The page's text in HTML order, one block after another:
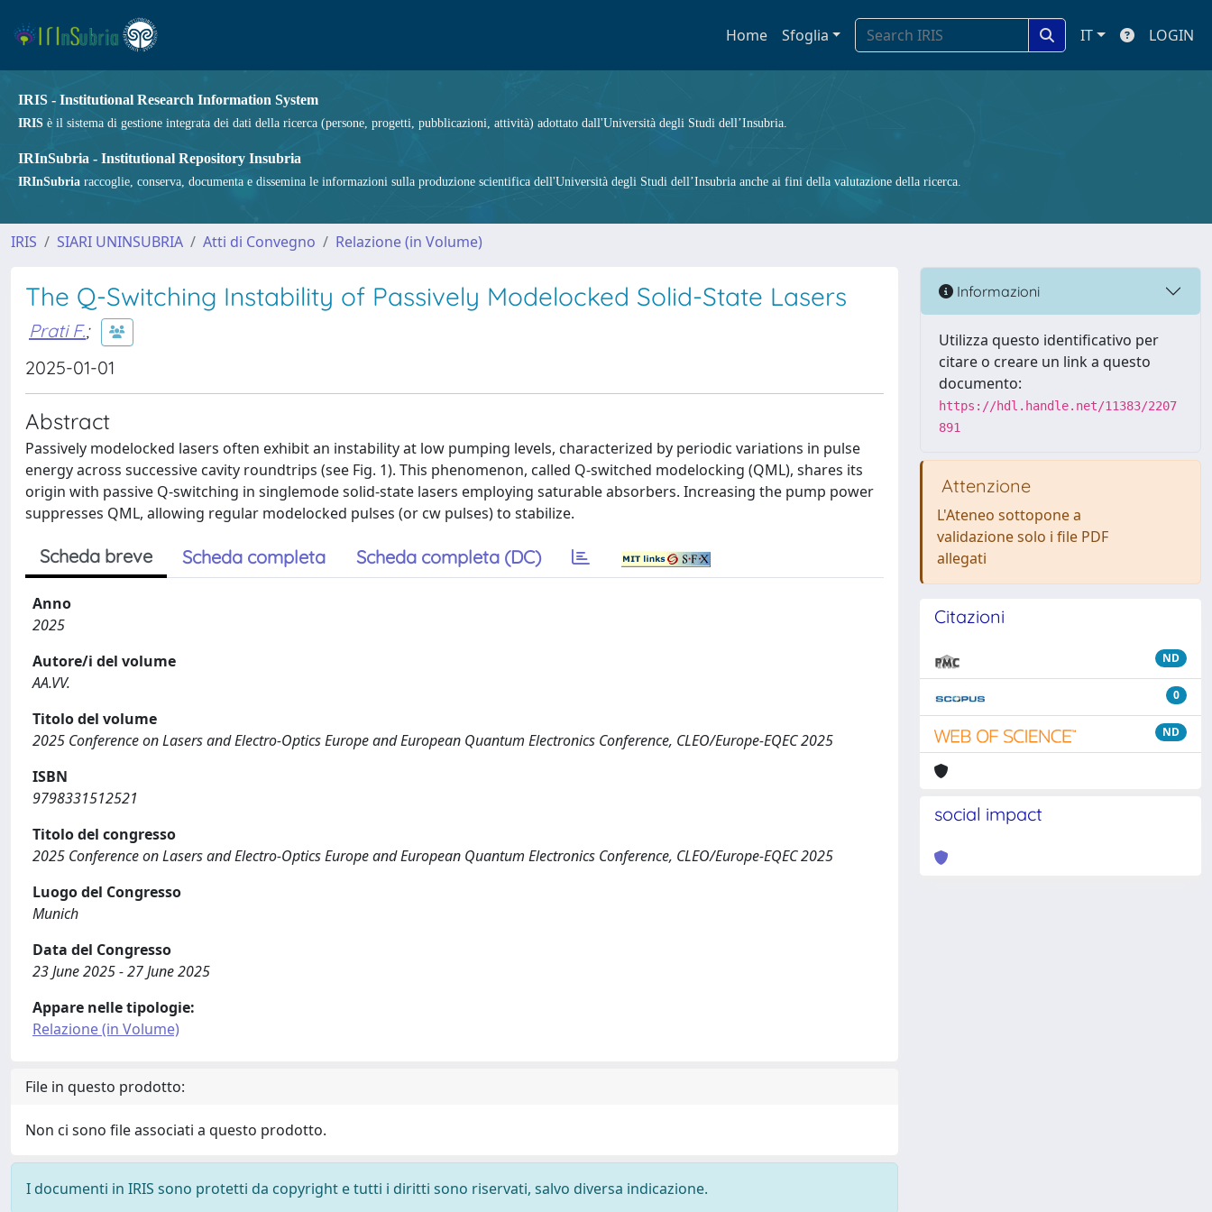
Home Sfoglia IT LOGIN
IRIS - Institutional Research Information System
IRIS è il sistema di gestione integrata dei dati della ricerca (persone, progetti, pubblicazioni, attività) adottato dall'Università degli Studi dell’Insubria.
IRInSubria - Institutional Repository Insubria
IRInSubria raccoglie, conserva, documenta e dissemina le informazioni sulla produzione scientifica dell'Università degli Studi dell’Insubria anche ai fini della valutazione della ricerca.
IRIS SIARI UNINSUBRIA Atti di Convegno Relazione (in Volume)
The Q-Switching Instability of Passively Modelocked Solid-State Lasers
Prati F.;
2025-01-01
Abstract
Passively modelocked lasers often exhibit an instability at low pumping levels, characterized by periodic variations in pulse
energy across successive cavity roundtrips (see Fig. 1). This phenomenon, called Q-switched modelocking (QML), shares its
origin with passive Q-switching in singlemode solid-state lasers employing saturable absorbers. Increasing the pump power
suppresses QML, allowing regular modelocked pulses (or cw pulses) to stabilize.
Scheda breve Scheda completa Scheda completa (DC)
Anno
2025
Autore/i del volume
AA.VV.
Titolo del volume
2025 Conference on Lasers and Electro-Optics Europe and European Quantum Electronics Conference, CLEO/Europe-EQEC 2025
ISBN
9798331512521
Titolo del congresso
2025 Conference on Lasers and Electro-Optics Europe and European Quantum Electronics Conference, CLEO/Europe-EQEC 2025
Luogo del Congresso
Munich
Data del Congresso
23 June 2025 - 27 June 2025
Appare nelle tipologie:
Relazione (in Volume)
File in questo prodotto:
Non ci sono file associati a questo prodotto.
I documenti in IRIS sono protetti da copyright e tutti i diritti sono riservati, salvo diversa indicazione.
Informazioni
Utilizza questo identificativo per
citare o creare un link a questo
documento:
https://hdl.handle.net/11383/2207
891
Attenzione
L'Ateneo sottopone a
validazione solo i file PDF
allegati
Citazioni
ND
0
ND
social impact